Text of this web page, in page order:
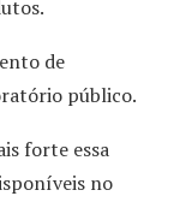
de
público.
forte essa
no